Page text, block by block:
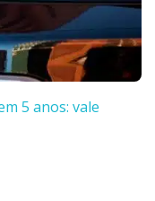
5 anos: vale